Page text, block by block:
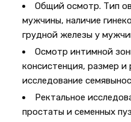
Общий осмотр. Тип
мужчины, наличие
грудной железы у
Осмотр интимной
консистенция, размер и
исследование
Ректальное
простаты и семенных